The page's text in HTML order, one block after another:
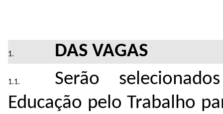
DAS VAGAS
Serão
Educação pelo Trabalho